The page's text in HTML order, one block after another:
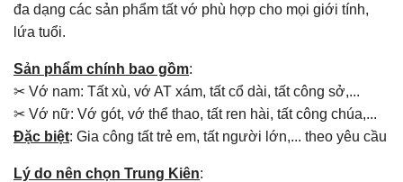
đa dạng các sản phẩm tất vớ phù hợp cho mọi giới tính,
lứa tuổi.
Sản phẩm chính bao gồm:
✂ Vớ nam: Tất xù, vớ AT xám, tất cổ dài, tất công sở,...
✂ Vớ nữ: Vớ gót, vớ thể thao, tất ren hài, tất công chúa,...
Đặc biệt: Gia công tất trẻ em, tất người lớn,... theo yêu cầu
Lý do nên chọn Trung Kiên: